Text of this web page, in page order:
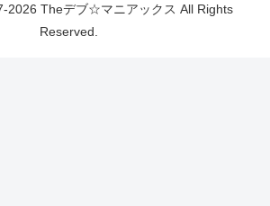
2026 Theデブ☆マニアックス All Rights
Reserved.